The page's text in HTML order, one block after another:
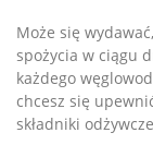
Może się
spożycia w ciągu
każdego
chcesz się
składniki